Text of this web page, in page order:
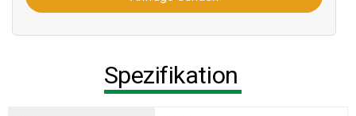
Spezifikation